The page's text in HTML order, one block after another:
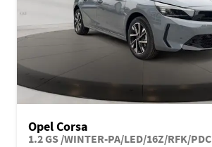
Opel Corsa
1.2 GS /WINTER-PA/LED/16Z/RFK/